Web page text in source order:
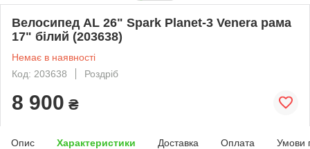
Велосипед AL 26" Spark Planet-3 Venera рама
17" білий (203638)
Немає в наявності
Код: 203638
Роздріб
8 900 ₴
Опис Характеристики Доставка Оплата Умови